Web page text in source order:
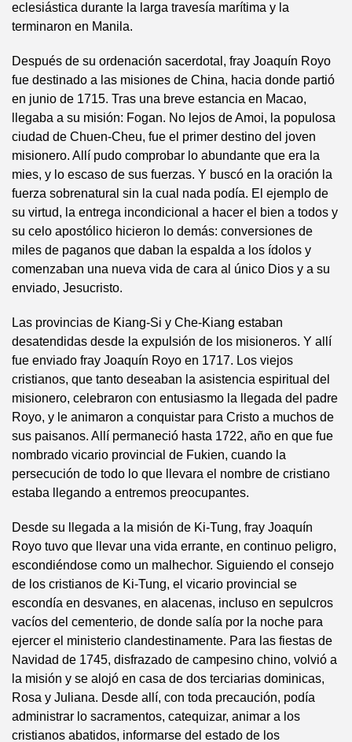
eclesiástica durante la larga travesía marítima y la
terminaron en Manila.
Después de su ordenación sacerdotal, fray Joaquín Royo
fue destinado a las misiones de China, hacia donde partió
en junio de 1715. Tras una breve estancia en Macao,
llegaba a su misión: Fogan. No lejos de Amoi, la populosa
ciudad de Chuen-Cheu, fue el primer destino del joven
misionero. Allí pudo comprobar lo abundante que era la
mies, y lo escaso de sus fuerzas. Y buscó en la oración la
fuerza sobrenatural sin la cual nada podía. El ejemplo de
su virtud, la entrega incondicional a hacer el bien a todos y
su celo apostólico hicieron lo demás: conversiones de
miles de paganos que daban la espalda a los ídolos y
comenzaban una nueva vida de cara al único Dios y a su
enviado, Jesucristo.
Las provincias de Kiang-Si y Che-Kiang estaban
desatendidas desde la expulsión de los misioneros. Y allí
fue enviado fray Joaquín Royo en 1717. Los viejos
cristianos, que tanto deseaban la asistencia espiritual del
misionero, celebraron con entusiasmo la llegada del padre
Royo, y le animaron a conquistar para Cristo a muchos de
sus paisanos. Allí permaneció hasta 1722, año en que fue
nombrado vicario provincial de Fukien, cuando la
persecución de todo lo que llevara el nombre de cristiano
estaba llegando a entremos preocupantes.
Desde su llegada a la misión de Ki-Tung, fray Joaquín
Royo tuvo que llevar una vida errante, en continuo peligro,
escondiéndose como un malhechor. Siguiendo el consejo
de los cristianos de Ki-Tung, el vicario provincial se
escondía en desvanes, en alacenas, incluso en sepulcros
vacíos del cementerio, de donde salía por la noche para
ejercer el ministerio clandestinamente. Para las fiestas de
Navidad de 1745, disfrazado de campesino chino, volvió a
la misión y se alojó en casa de dos terciarias dominicas,
Rosa y Juliana. Desde allí, con toda precaución, podía
administrar lo sacramentos, catequizar, animar a los
cristianos abatidos, informarse del estado de los